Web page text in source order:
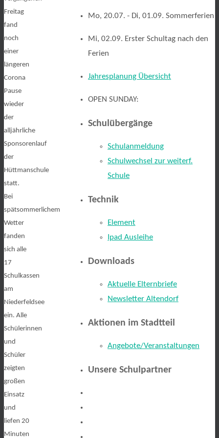
Freitag
fand
noch
einer
längeren
Corona
Pause
wieder
der
alljährliche
Sponsorenlauf
der
Hüttmanschule
statt.
Bei
spätsommerlichem
Wetter
fanden
sich alle
17
Schulkassen
am
Niederfeldsee
ein. Alle
Schülerinnen
und
Schüler
zeigten
großen
Einsatz
und
liefen 20
Minuten
Mo, 20.07. - Di, 01.09. Sommerferien
Mi, 02.09. Erster Schultag nach den
Ferien
Jahresplanung Übersicht
OPEN SUNDAY:
Schulübergänge
Schulanmeldung
Schulwechsel zur weiterf.
Schule
Technik
Element
Ipad Ausleihe
Downloads
Aktuelle Elternbriefe
Newsletter Altendorf
Aktionen im Stadtteil
Angebote/Veranstaltungen
Unsere Schulpartner